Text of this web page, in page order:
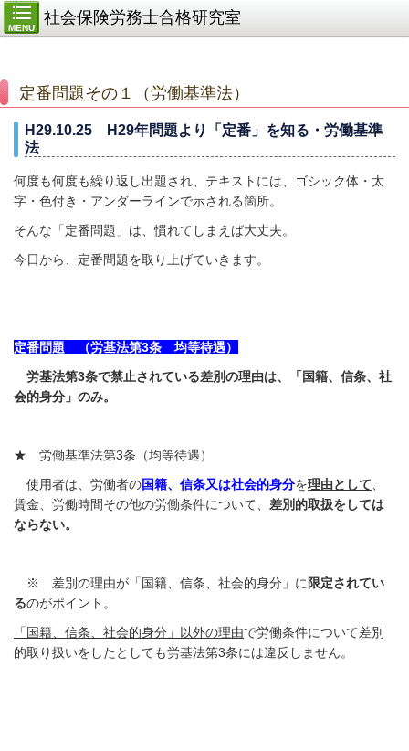
MENU
社会保険労務士合格研究室
定番問題その１（労働基準法）
H29.10.25 H29年問題より「定番」を知る・労働基準
法
何度も何度も繰り返し出題され、テキストには、ゴシック体・太
字・色付き・アンダーラインで示される箇所。
そんな「定番問題」は、慣れてしまえば大丈夫。
今日から、定番問題を取り上げていきます。
定番問題 （労基法第3条 均等待遇）
労基法第3条で禁止されている差別の理由は、「国籍、信条、社
会的身分」のみ。
★ 労働基準法第3条（均等待遇）
使用者は、労働者の国籍、信条又は社会的身分を理由として
賃金、労働時間その他の労働条件について、 差別的取扱をしては
ならない。
※ 差別の理由が「国籍、信条、社会的身分」に 限定されてい
るのがポイント。
「国籍、信条、社会的身分」以外の理由で労働条件について差別
的取り扱いをしたとしても労基法第3条には違反しません。